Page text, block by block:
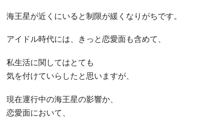
海王星が近くにいると制限が緩くなりがちです。
アイドル時代には、きっと恋愛面も含めて、
私生活に関してはとても
気を付けていらしたと思いますが、
現在運行中の海王星の影響か、
恋愛面において、